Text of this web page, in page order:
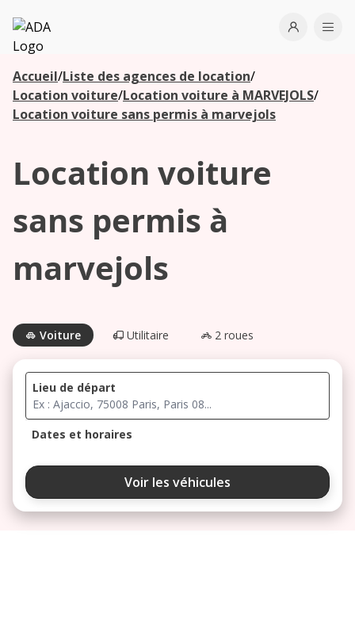
ADA
Open
Accueil/Liste des agences de location/
Location voiture/Location voiture à MARVEJOLS/
Location voiture sans permis à marvejols
Location voiture
sans permis à
marvejols
Voiture Utilitaire 2 roues
Lieu de départ
Dates et horaires
août 2026
ma me
Voir les véhicules
Les
agences à
proximité
Commencez
recherche
agences à
proximité